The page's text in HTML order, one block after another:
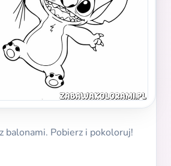
balonami. Pobierz i pokoloruj!